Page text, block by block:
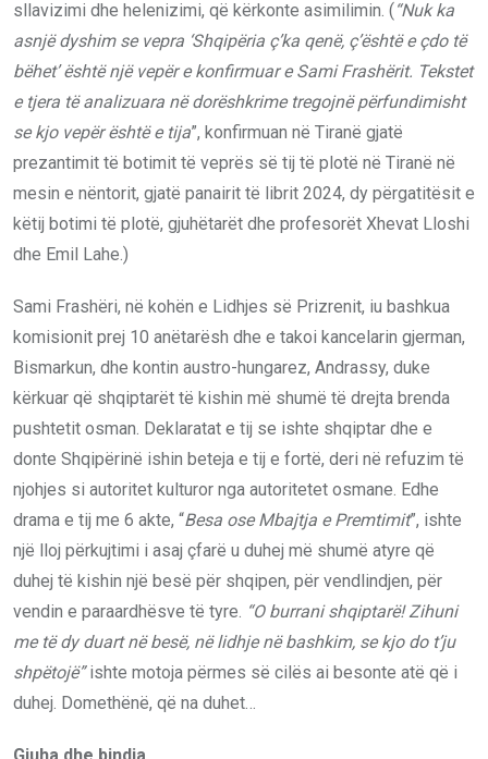
sllavizimi dhe helenizimi, që kërkonte asimilimin. (“Nuk ka
asnjë dyshim se vepra ‘Shqipëria ç’ka qenë, ç’është e çdo të
bëhet’ është një vepër e konfirmuar e Sami Frashërit. Tekstet
e tjera të analizuara në dorëshkrime tregojnë përfundimisht
se kjo vepër është e tija”, konfirmuan në Tiranë gjatë
prezantimit të botimit të veprës së tij të plotë në Tiranë në
mesin e nëntorit, gjatë panairit të librit 2024, dy përgatitësit e
këtij botimi të plotë, gjuhëtarët dhe profesorët Xhevat Lloshi
dhe Emil Lahe.)
Sami Frashëri, në kohën e Lidhjes së Prizrenit, iu bashkua
komisionit prej 10 anëtarësh dhe e takoi kancelarin gjerman,
Bismarkun, dhe kontin austro-hungarez, Andrassy, duke
kërkuar që shqiptarët të kishin më shumë të drejta brenda
pushtetit osman. Deklaratat e tij se ishte shqiptar dhe e
donte Shqipërinë ishin beteja e tij e fortë, deri në refuzim të
njohjes si autoritet kulturor nga autoritetet osmane. Edhe
drama e tij me 6 akte, “Besa ose Mbajtja e Premtimit”, ishte
një lloj përkujtimi i asaj çfarë u duhej më shumë atyre që
duhej të kishin një besë për shqipen, për vendlindjen, për
vendin e paraardhësve të tyre. “O burrani shqiptarë! Zihuni
me të dy duart në besë, në lidhje në bashkim, se kjo do t’ju
shpëtojë”ishte motoja përmes së cilës ai besonte atë që i
duhej. Domethënë, që na duhet…